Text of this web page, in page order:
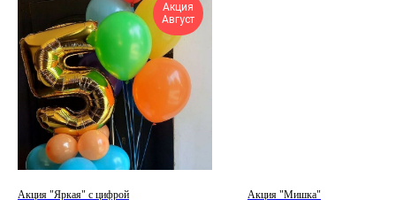
Акция
Август
Акция "Яркая" с цифрой Акция "Мишка"